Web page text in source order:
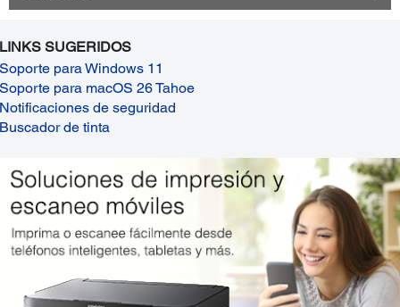
LINKS SUGERIDOS
Soporte para Windows 11
Soporte para macOS 26 Tahoe
Notificaciones de seguridad
Buscador de tinta